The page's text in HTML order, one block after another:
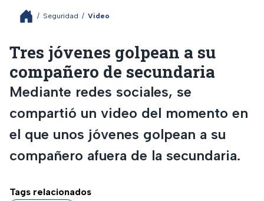
/ Seguridad / Video
Tres jóvenes golpean a su
compañero de secundaria
Mediante redes sociales, se
compartió un video del momento en
el que unos jóvenes golpean a su
compañero afuera de la secundaria.
Tags relacionados